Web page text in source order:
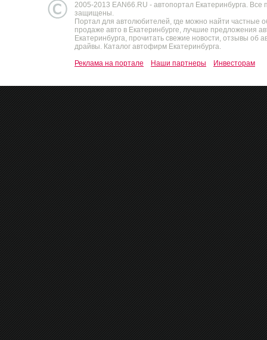
2005-2013 EAN66.RU - автопортал Екатеринбурга. Все
защищены.
Портал для автолюбителей, где можно найти частные
продаже авто в Екатеринбурге, лучшие предложения
Екатеринбурга, прочитать свежие новости, отзывы об
драйвы. Каталог автофирм Екатеринбурга.
Реклама на портале
Наши партнеры Инвесторам